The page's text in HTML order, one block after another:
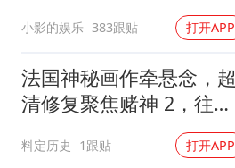
小影的娱乐 383跟贴 打开APP
法国神秘画作牵悬念，超
清修复聚焦赌神 2，往昔
料定历史 1跟贴 打开APP